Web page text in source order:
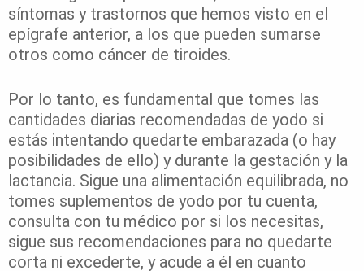
síntomas y trastornos que hemos visto en el
epígrafe anterior, a los que pueden sumarse
otros como cáncer de tiroides.
Por lo tanto, es fundamental que tomes las
cantidades diarias recomendadas de yodo si
estás intentando quedarte embarazada (o hay
posibilidades de ello) y durante la gestación y la
lactancia. Sigue una alimentación equilibrada, no
tomes suplementos de yodo por tu cuenta,
consulta con tu médico por si los necesitas,
sigue sus recomendaciones para no quedarte
corta ni excederte, y acude a él en cuanto